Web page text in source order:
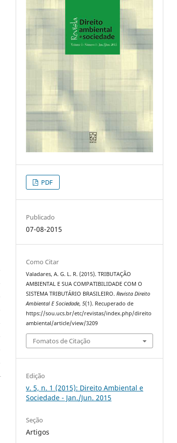
PDF
Publicado
07-08-2015
Como Citar
Valadares, A. G. L. R. (2015). TRIBUTAÇÃO
AMBIENTAL E SUA COMPATIBILIDADE COM O
SISTEMA TRIBUTÁRIO BRASILEIRO.Revista Direito
Ambiental E Sociedade,5(1). Recuperado de
https://sou.ucs.br/etc/revistas/index.php/direito
ambiental/article/view/3209
Fomatos de Citação
Edição
v. 5, n. 1 (2015): Direito Ambiental e
Sociedade - Jan./Jun. 2015
Seção
Artigos